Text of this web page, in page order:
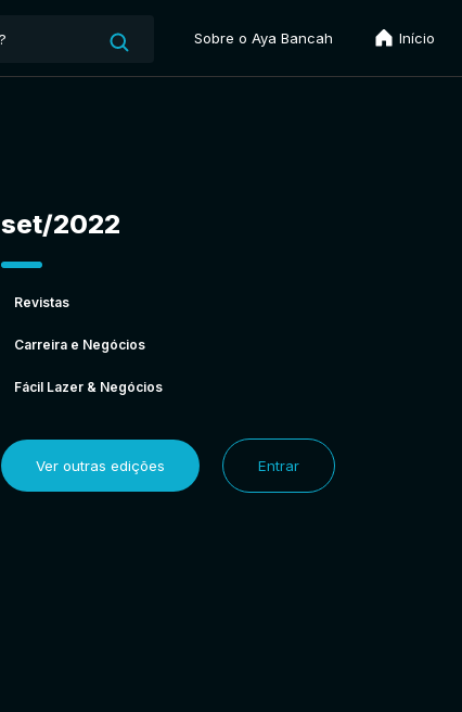
Sobre o Aya Bancah Início
set/2022
Revistas
Carreira e Negócios
Fácil Lazer & Negócios
Ver outras edições Entrar